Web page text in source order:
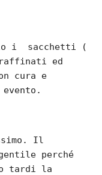
i  sacchetti (
ed
cura e
Il
perché
tardi la